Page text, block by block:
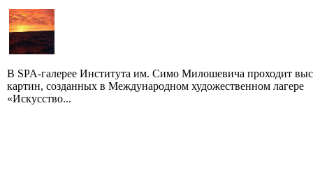
В SPA-галерее Института им. Симо Милошевича проходит
картин, созданных в Международном художественном лагере
«Искусство...